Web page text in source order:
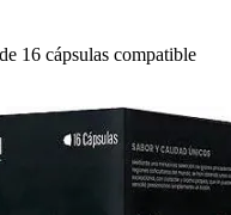
16 cápsulas compatible